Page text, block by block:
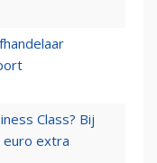
Class? Bij
euro extra